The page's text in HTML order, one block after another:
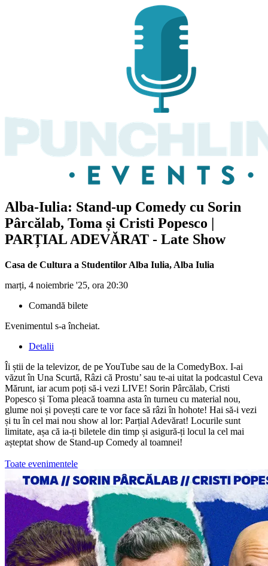
Alba-Iulia: Stand-up Comedy cu Sorin
Pârcălab, Toma și Cristi Popesco |
PARȚIAL ADEVĂRAT - Late Show
Casa de Cultura a Studentilor Alba Iulia, Alba Iulia
marți, 4 noiembrie '25, ora 20:30
Comandă bilete
Evenimentul s-a încheiat.
Detalii
Îi știi de la televizor, de pe YouTube sau de la ComedyBox. I-ai
văzut în Una Scurtă, Râzi că Prostu’ sau te-ai uitat la podcastul Ceva
Mărunt, iar acum poți să-i vezi LIVE! Sorin Pârcălab, Cristi
Popesco și Toma pleacă toamna asta în turneu cu material nou,
glume noi și povești care te vor face să râzi în hohote! Hai să-i vezi
și tu în cel mai nou show al lor: Parțial Adevărat! Locurile sunt
limitate, așa că ia-ți biletele din timp și asigură-ți locul la cel mai
așteptat show de Stand-up Comedy al toamnei!
Toate evenimentele